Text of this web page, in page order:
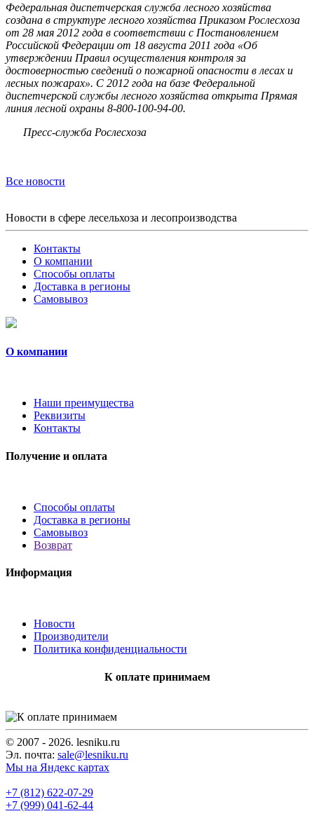
Федеральная диспетчерская служба лесного хозяйства
создана в структуре лесного хозяйства Приказом Рослесхоза
от 28 мая 2012 года в соответствии с Постановлением
Российской Федерации от 18 августа 2011 года «Об
утверждении Правил осуществления контроля за
достоверностью сведений о пожарной опасности в лесах и
лесных пожарах». С 2012 года на базе Федеральной
диспетчерской службы лесного хозяйства открыта Прямая
линия лесной охраны 8-800-100-94-00.
Пресс-служба Рослесхоза
Все новости
Новости в сфере лесельхоза и лесопроизводства
Контакты
О компании
Способы оплаты
Доставка в регионы
Самовывоз
О компании
Наши преимущества
Реквизиты
Контакты
Получение и оплата
Способы оплаты
Доставка в регионы
Самовывоз
Возврат
Информация
Новости
Производители
Политика конфиденциальности
К оплате принимаем
© 2007 - 2026. lesniku.ru
Эл. почта: sale@lesniku.ru
Мы на Яндекс картах
+7 (812) 622-07-29
+7 (999) 041-62-44